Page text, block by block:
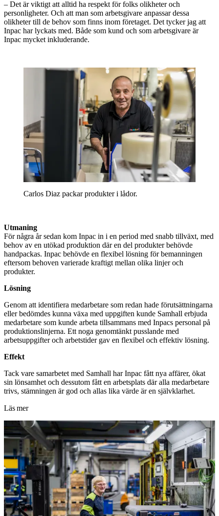
– Det är viktigt att alltid ha respekt för folks olikheter och
personligheter. Och att man som arbetsgivare anpassar dessa
olikheter till de behov som finns inom företaget. Det tycker jag att
Inpac har lyckats med. Både som kund och som arbetsgivare är
Inpac mycket inkluderande.
Carlos Diaz packar produkter i lådor.
Utmaning
För några år sedan kom Inpac in i en period med snabb tillväxt, med
behov av en utökad produktion där en del produkter behövde
handpackas. Inpac behövde en flexibel lösning för bemanningen
eftersom behoven varierade kraftigt mellan olika linjer och
produkter.
Lösning
Genom att identifiera medarbetare som redan hade förutsättningarna
eller bedömdes kunna växa med uppgiften kunde Samhall erbjuda
medarbetare som kunde arbeta tillsammans med Inpacs personal på
produktionslinjerna. Ett noga genomtänkt pusslande med
arbetsuppgifter och arbetstider gav en flexibel och effektiv lösning.
Effekt
Tack vare samarbetet med Samhall har Inpac fått nya affärer, ökat
sin lönsamhet och dessutom fått en arbetsplats där alla medarbetare
trivs, stämningen är god och allas lika värde är en självklarhet.
Läs mer